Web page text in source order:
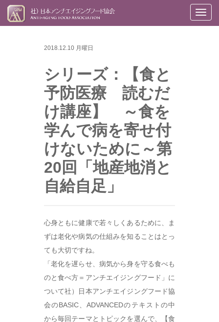
メ
2018.12.10 月曜日
シリーズ：【食と
予防医療 読むだ
け講座】 ～食を
学んで病を寄せ付
けないために～第
20回「地産地消と
自給自足」
心身ともに健康で若々しくあるために、ま
ずは老化や病気の仕組みを知ることはとっ
ても大切ですね。
「老化を遅らせ、病気から身を守る食べも
のと食べ方＝アンチエイジングフード」に
ついて社）日本アンチエイジングフード協
会のBASIC、ADVANCEDのテキストの中
から毎回テーマとトピックを選んで、【食